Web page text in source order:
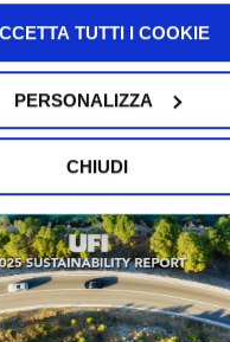
TUTTI I COOKIE
PERSONALIZZA
CHIUDI
il Goodyear FIA European
Championship 2026